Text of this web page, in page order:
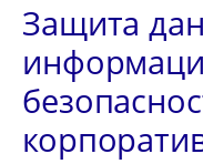
Защита